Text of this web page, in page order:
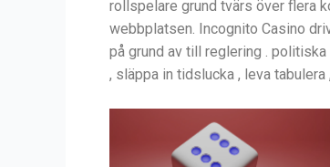
rollspelare grund tvärs över flera
webbplatsen. Incognito Casino
​​på grund av till reglering .
, släppa in tidslucka , leva tabulera